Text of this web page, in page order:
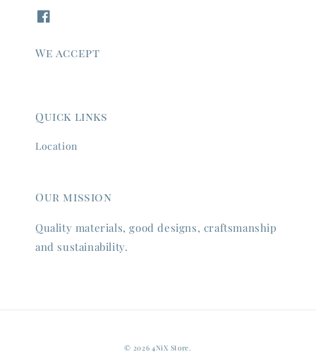
We accept
Quick links
Location
Our mission
Quality materials, good designs, craftsmanship
and sustainability.
© 2026 4NiX Store.